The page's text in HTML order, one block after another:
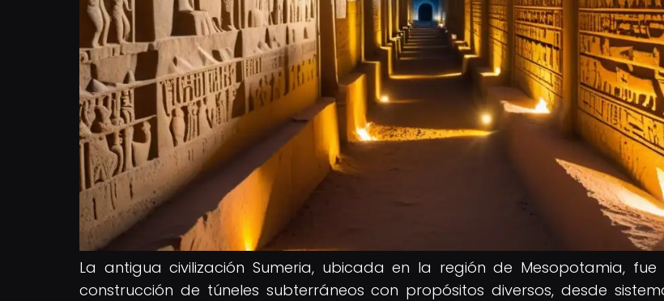
La antigua civilización Sumeria, ubicada en la región de Mesopotamia,
construcción de túneles subterráneos con propósitos diversos, desde